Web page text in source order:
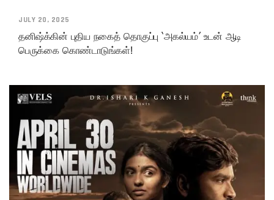
JULY 20, 2025
தனிஷ்க்கின் புதிய நகைத் தொகுப்பு ‘அகல்யம்’ உடன் ஆடி
பெருக்கை கொண்டாடுங்கள்!